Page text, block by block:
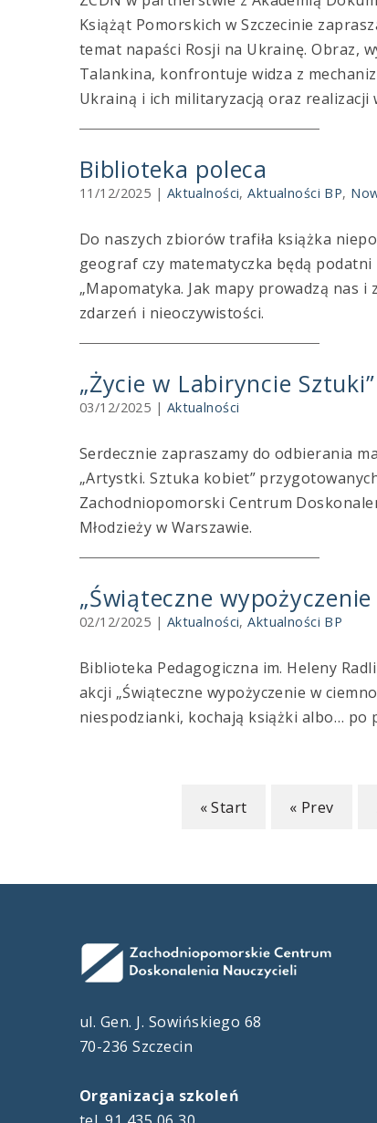
Książąt Pomorskich w Szczecinie
temat napaści Rosji na Ukrainę. Obraz,
Talankina, konfrontuje widza z
Ukrainą i ich militaryzacją oraz
Biblioteka poleca
11/12/2025 | Aktualności,Aktualności BP,
Do naszych zbiorów trafiła książka
geograf czy matematyczka będą
„Mapomatyka. Jak mapy prowadzą nas
zdarzeń i nieoczywistości.
„Życie w Labiryncie
03/12/2025 | Aktualności
Serdecznie zapraszamy do odbierania
„Artystki. Sztuka kobiet”
Zachodniopomorski Centrum
Młodzieży w Warszawie.
„Świąteczne
02/12/2025 | Aktualności,Aktualności BP
Biblioteka Pedagogiczna im. Heleny
akcji „Świąteczne wypożyczenie w
niespodzianki, kochają książki albo… po
« Start « Prev
ul. Gen. J. Sowińskiego 68
70-236 Szczecin
Organizacja szkoleń